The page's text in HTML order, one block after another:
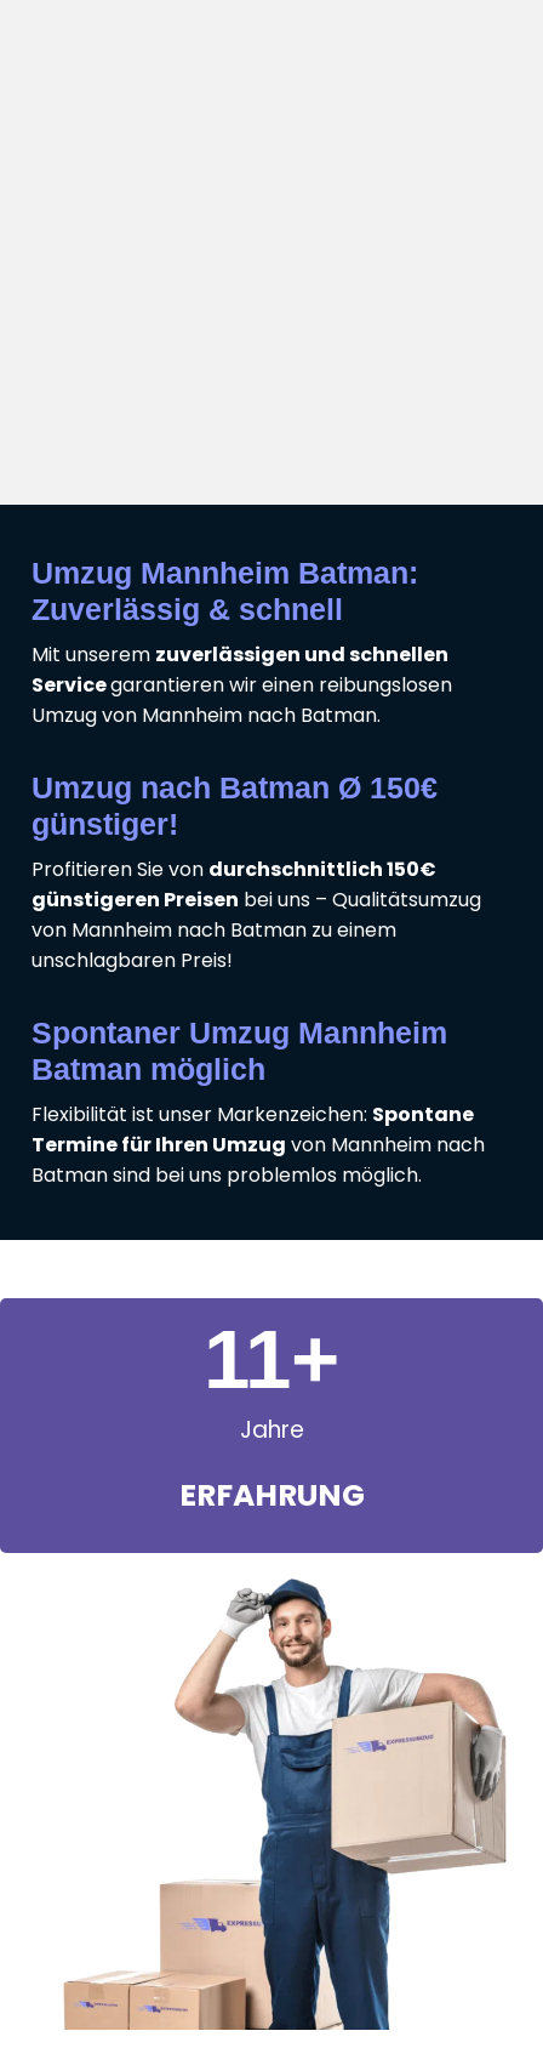
Umzug Mannheim Batman:
Zuverlässig & schnell
Mit unserem zuverlässigen und schnellen
Servicegarantieren wir einen reibungslosen
Umzug von Mannheim nach Batman.
Umzug nach Batman Ø 150€
günstiger!
Profitieren Sie von durchschnittlich 150€
günstigeren Preisen bei uns – Qualitätsumzug
von Mannheim nach Batman zu einem
unschlagbaren Preis!
Spontaner Umzug Mannheim
Batman möglich
Flexibilität ist unser Markenzeichen: Spontane
Termine für Ihren Umzug von Mannheim nach
Batman sind bei uns problemlos möglich.
Jahre
ERFAHRUNG
11+